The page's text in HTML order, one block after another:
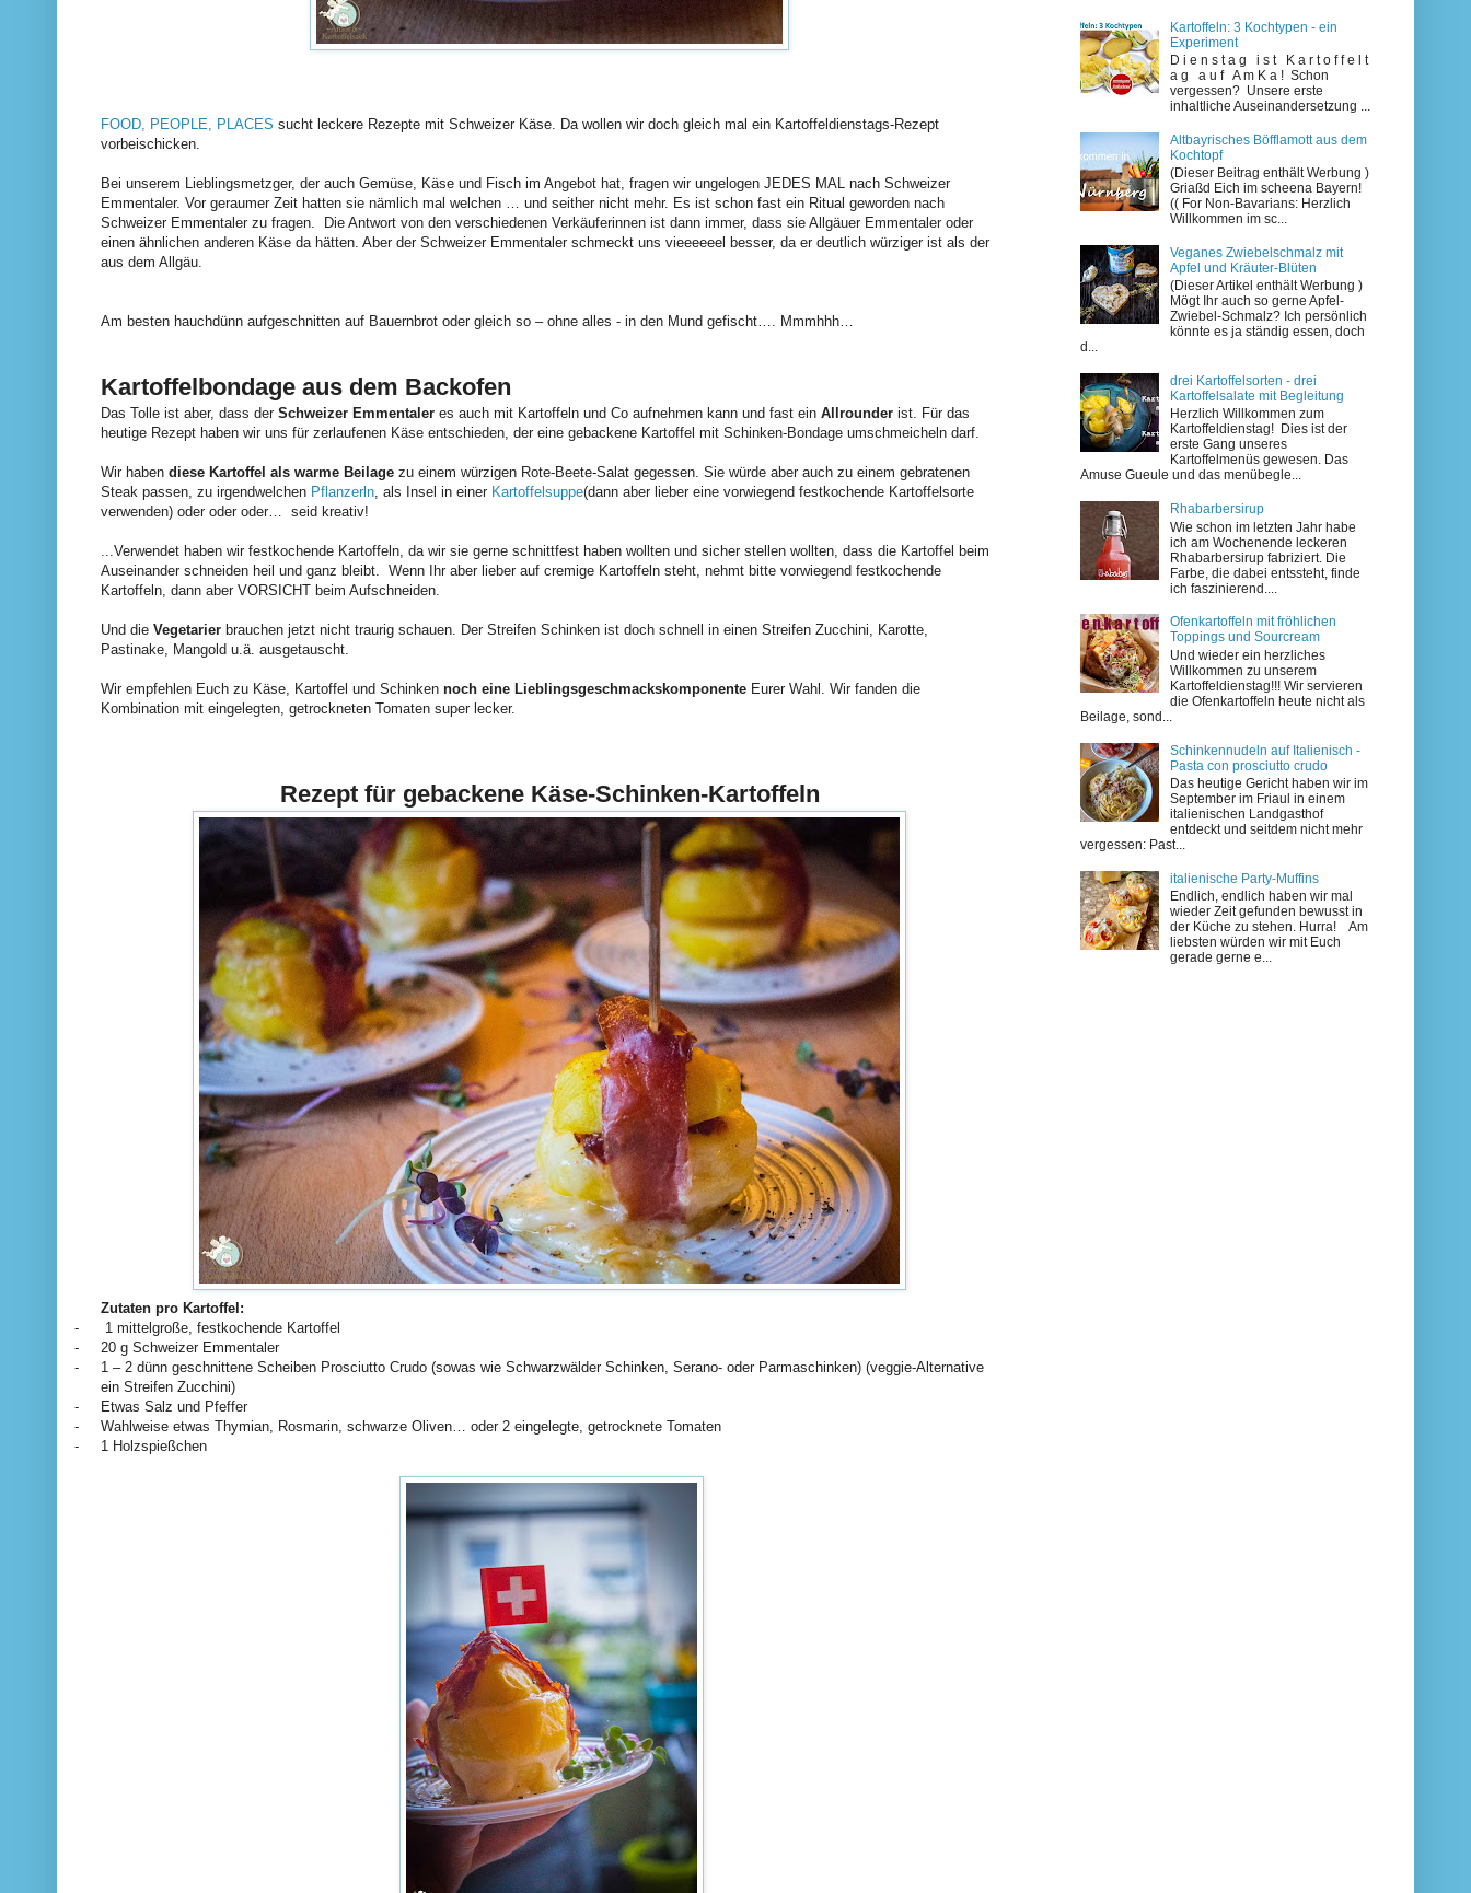
FOOD, PEOPLE, PLACES sucht leckere Rezepte mit Schweizer Käse. Da wollen wir doch gleich mal ein Kartoffeldienstags-Rezept
vorbeischicken.
Bei unserem Lieblingsmetzger, der auch Gemüse, Käse und Fisch im Angebot hat, fragen wir ungelogen JEDES MAL nach Schweizer
Emmentaler. Vor geraumer Zeit hatten sie nämlich mal welchen … und seither nicht mehr. Es ist schon fast ein Ritual geworden nach
Schweizer Emmentaler zu fragen.
Die Antwort von den verschiedenen Verkäuferinnen ist dann immer, dass sie Allgäuer Emmentaler oder
einen ähnlichen anderen Käse da hätten. Aber der Schweizer Emmentaler schmeckt uns vieeeeeel besser, da er deutlich würziger ist als der
aus dem Allgäu.
Am besten hauchdünn aufgeschnitten auf Bauernbrot oder gleich so – ohne alles - in den Mund gefischt…. Mmmhhh…
Kartoffelbondage aus dem Backofen
Das Tolle ist aber, dass der Schweizer Emmentaler es auch mit Kartoffeln und Co aufnehmen kann und fast ein Allrounder ist. Für das
heutige Rezept haben wir uns für zerlaufenen Käse entschieden, der eine gebackene Kartoffel mit Schinken-Bondage umschmeicheln darf.
Wir haben diese Kartoffel als warme Beilage zu einem würzigen Rote-Beete-Salat gegessen. Sie würde aber auch zu einem gebratenen
Steak passen, zu irgendwelchen Pflanzerln , als Insel in einer Kartoffelsuppe(dann aber lieber eine vorwiegend festkochende Kartoffelsorte
verwenden) oder oder oder…
seid kreativ!
...Verwendet haben wir festkochende Kartoffeln, da wir sie gerne schnittfest haben wollten und sicher stellen wollten, dass die Kartoffel beim
Auseinander schneiden heil und ganz bleibt.
Wenn Ihr aber lieber auf cremige Kartoffeln steht, nehmt bitte vorwiegend festkochende
Kartoffeln, dann aber VORSICHT beim Aufschneiden.
Und die Vegetarier brauchen jetzt nicht traurig schauen. Der Streifen Schinken ist doch schnell in einen Streifen Zucchini, Karotte,
Pastinake, Mangold u.ä. ausgetauscht.
Wir empfehlen Euch zu Käse, Kartoffel und Schinken noch eine Lieblingsgeschmackskomponente Eurer Wahl. Wir fanden die
Kombination mit eingelegten, getrockneten Tomaten super lecker.
Rezept für gebackene Käse-Schinken-Kartoffeln
Zutaten pro Kartoffel:
-
1 mittelgroße, festkochende Kartoffel
-
20 g Schweizer Emmentaler
-
1 – 2 dünn geschnittene Scheiben Prosciutto Crudo (sowas wie Schwarzwälder Schinken, Serano- oder Parmaschinken) (veggie-Alternative
ein Streifen Zucchini)
-
Etwas Salz und Pfeffer
-
Wahlweise etwas Thymian, Rosmarin, schwarze Oliven… oder 2 eingelegte, getrocknete Tomaten
-
1 Holzspießchen
Kartoffeln: 3 Kochtypen - ein
Experiment
D i e n s t a g i s t K a r t o f f e l t
a g a u f A m K a ! Schon
vergessen? Unsere erste
inhaltliche Auseinandersetzung ...
Altbayrisches Böfflamott aus dem
Kochtopf
(Dieser Beitrag enthält Werbung )
Griaßd Eich im scheena Bayern!
(( For Non-Bavarians: Herzlich
Willkommen im sc...
Veganes Zwiebelschmalz mit
Apfel und Kräuter-Blüten
(Dieser Artikel enthält Werbung )
Mögt Ihr auch so gerne Apfel-
Zwiebel-Schmalz? Ich persönlich
könnte es ja ständig essen, doch
d...
drei Kartoffelsorten - drei
Kartoffelsalate mit Begleitung
Herzlich Willkommen zum
Kartoffeldienstag! Dies ist der
erste Gang unseres
Kartoffelmenüs gewesen. Das
Amuse Gueule und das menübegle...
Rhabarbersirup
Wie schon im letzten Jahr habe
ich am Wochenende leckeren
Rhabarbersirup fabriziert. Die
Farbe, die dabei entssteht, finde
ich faszinierend....
Ofenkartoffeln mit fröhlichen
Toppings und Sourcream
Und wieder ein herzliches
Willkommen zu unserem
Kartoffeldienstag!!! Wir servieren
die Ofenkartoffeln heute nicht als
Beilage, sond...
Schinkennudeln auf Italienisch -
Pasta con prosciutto crudo
Das heutige Gericht haben wir im
September im Friaul in einem
italienischen Landgasthof
entdeckt und seitdem nicht mehr
vergessen: Past...
italienische Party-Muffins
Endlich, endlich haben wir mal
wieder Zeit gefunden bewusst in
der Küche zu stehen. Hurra! Am
liebsten würden wir mit Euch
gerade gerne e...